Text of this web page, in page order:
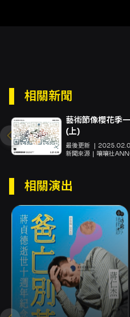
終以團隊討論與投票方式找
情境中練習觀察力、資訊
透過藝術展品的沉浸式呈
媒體的美感理解與探索。
出體驗總長約50分鐘，其
適應立即告知現場工作人員
過「偵探任務」的遊戲架
邏輯推理和團隊溝通具體化
與，能促進孩子的推理能
XR與VR技術在此不只是
設計成互動機制的一部分
場域中主動搜尋與比對資
索，這對於提升專注力與
再者，節目以「未來展覽
讓孩子透過接觸新媒體藝術
動藝術的感知與審美能力
相關新聞
藝術節像櫻花季
(上)
最後更新
新聞來源
嚷嚷社
相關演出